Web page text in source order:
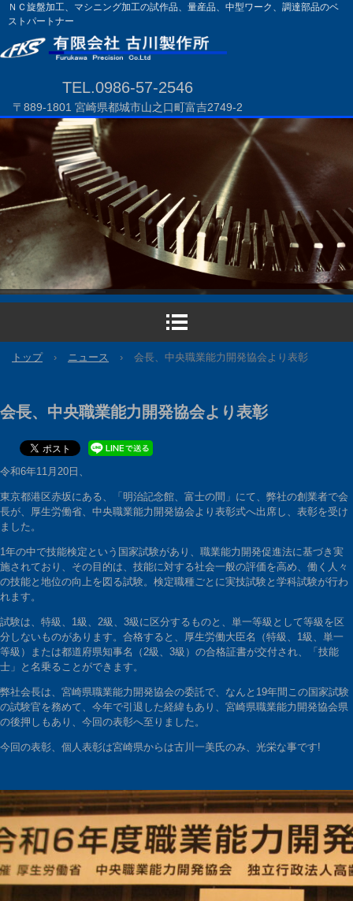
ＮＣ旋盤加工、マシニング加工の試作品、量産品、中型ワーク、調達部品のベ
ストパートナー
TEL.0986-57-2546
〒889-1801 宮崎県都城市山之口町富吉2749-2
トップ › ニュース › 会長、中央職業能力開発協会より表彰
会長、中央職業能力開発協会より表彰
令和6年11月20日、
東京都港区赤坂にある、「明治記念館、富士の間」にて、弊社の創業者で会
長が、厚生労働省、中央職業能力開発協会より表彰式へ出席し、表彰を受け
ました。
1年の中で技能検定という国家試験があり、職業能力開発促進法に基づき実
施されており、その目的は、技能に対する社会一般の評価を高め、働く人々
の技能と地位の向上を図る試験。検定職種ごとに実技試験と学科試験が行わ
れます。
試験は、特級、1級、2級、3級に区分するものと、単一等級として等級を区
分しないものがあります。合格すると、厚生労働大臣名（特級、1級、単一
等級）または都道府県知事名（2級、3級）の合格証書が交付され、「技能
士」と名乗ることができます。
弊社会長は、宮崎県職業能力開発協会の委託で、なんと19年間この国家試験
の試験官を務めて、今年で引退した経緯もあり、宮崎県職業能力開発協会県
の後押しもあり、今回の表彰へ至りました。
今回の表彰、個人表彰は宮崎県からは古川一美氏のみ、光栄な事です!